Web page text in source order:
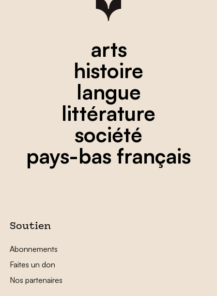
arts
histoire
langue
littérature
société
pays-bas français
Soutien
Abonnements
Faites un don
Nos partenaires